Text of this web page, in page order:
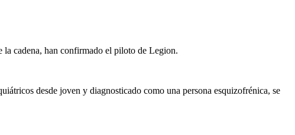
cadena, han confirmado el piloto de Legion.
desde joven y diagnosticado como una persona esquizofrénica, se